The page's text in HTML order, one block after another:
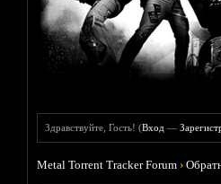
Здравствуйте, Гость! (Вход —
Metal Torrent Tracker Forum ›